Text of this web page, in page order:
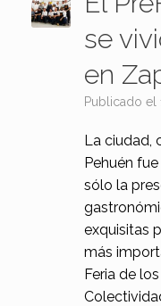
se
en
Publicado el
La ciudad,
Pehuén
sólo la
exquisitas
más
Feria de